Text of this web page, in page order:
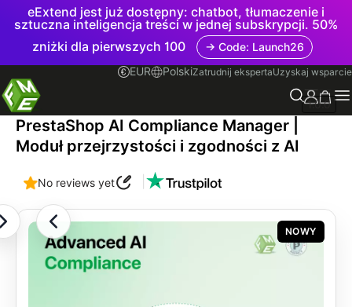
eExtend jest już dostępny: chatbot, tłumaczenie i
sztuczna inteligencja treści w jednej subskrypcji. 50%
zniżki dla pierwszych 100
→ Code: Launch26
EUR
PolskiZatrudnij ekspertaUzyskaj wsparcie
NOWY
1.0.0
PrestaShop AI Compliance Manager |
Moduł przejrzystości i zgodności z AI
No reviews yet